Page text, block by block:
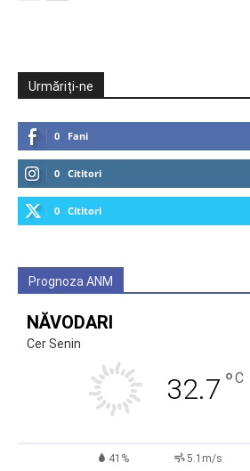
Urmăriți-ne
0 Fani
0 Cititori
0 Cititori
Prognoza ANM
NĂVODARI
Cer Senin
32.7 °C
41% 5.1m/s